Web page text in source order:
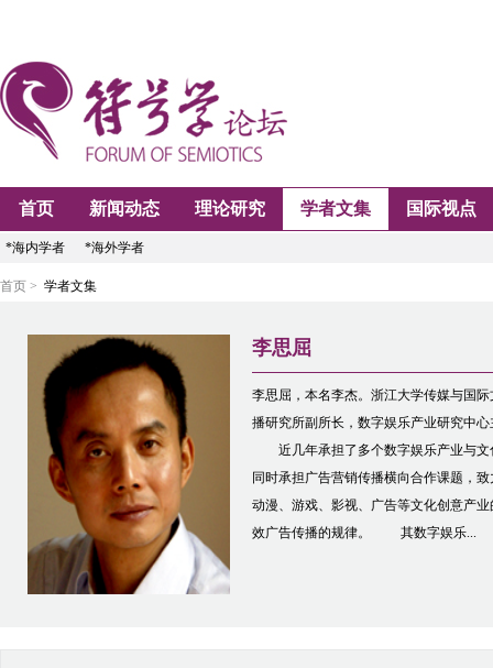
首页 新闻动态 理论研究 学者文集 国际视点
*海内学者 *海外学者
首页 > 学者文集
李思屈
李思屈，本名李杰。浙江大学传媒与国
播研究所副所长，数字娱乐产业研究中
近几年承担了多个数字娱乐产业与文
同时承担广告营销传播横向合作课题，
动漫、游戏、影视、广告等文化创意产
效广告传播的规律。 其数字娱乐...